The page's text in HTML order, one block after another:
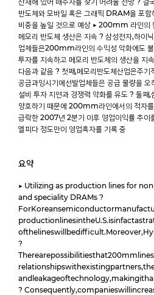
반도체와 모바일 혹은 그래픽 DRAM을 포
비중을 높일 것으로 예상 ▶ 200mm 라인의
메모리 반도체 생산은 지속 ? 삼성전자,하이
업체들은200mm라인의 수익성 악화에도
투자를 지속하고 메모리 반도체의 생산을 지
다음과 같음 ? 첫째,메모리반도체산업은주기
공급과잉시기에선발업체들은 공급 물량을
설비 투자 지연과 경쟁력 약화를 유도 ? 둘째
양호하기 때문에 200mm라인에서의 적자
급락한 2007년 2분기 이후 영업이익률 추이
엘피다 정도만이 영업흑자를 기록 중
요약
▶ Utilizing as production lines for
and speciality DRAMs ?
?
?